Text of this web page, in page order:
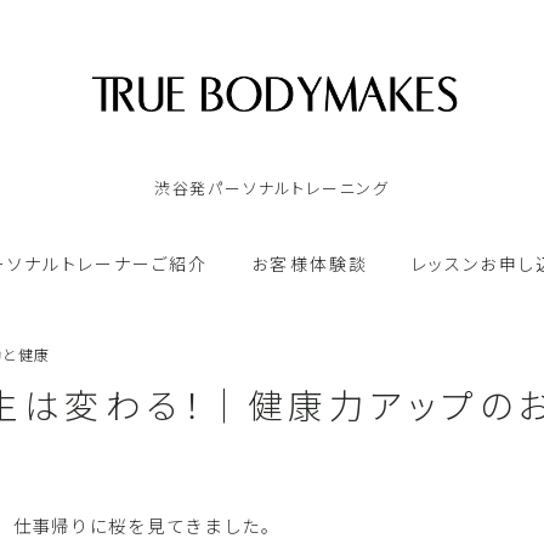
渋谷発パーソナルトレーニング
ソナルトレーナーご紹介 お客様体験談 レッスンお申し
オンラインパーソナルトレーニング
お客様体験談
健康
は変わる！｜健康力アップの
事帰りに桜を見てきました。